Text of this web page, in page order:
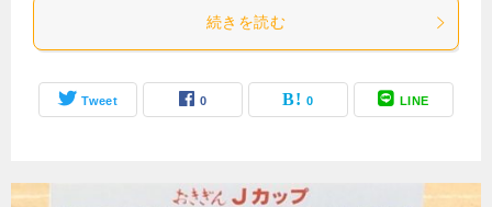
続きを読む
Tweet 0 0 LINE